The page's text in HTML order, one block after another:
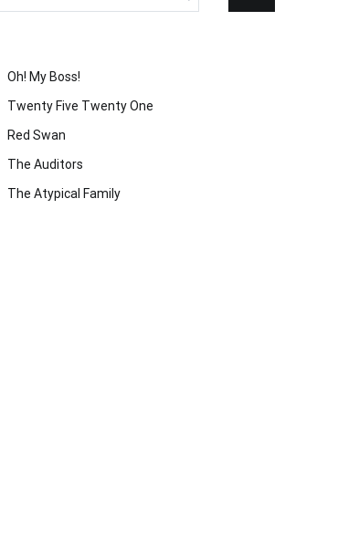
Oh! My Boss!
Twenty Five Twenty One
Red Swan
The Auditors
The Atypical Family